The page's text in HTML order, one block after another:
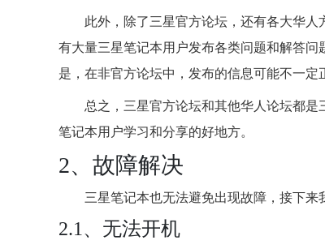
此外，除了三星官方论坛，还有各大华
有大量三星笔记本用户发布各类问题和解答
是，在非官方论坛中，发布的信息可能不一定
总之，三星官方论坛和其他华人论坛都
笔记本用户学习和分享的好地方。
2、故障解决
三星笔记本也无法避免出现故障，接下来
2.1、无法开机